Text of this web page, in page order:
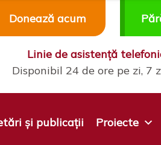
Donează acum
Linie de asistență
Disponibil 24 de ore pe zi, 7
și publicații Proiecte